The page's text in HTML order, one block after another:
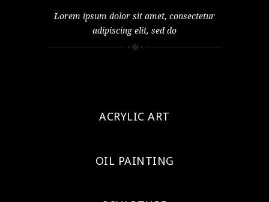
Lorem ipsum dolor sit amet, consectetur
adipiscing elit, sed do
ACRYLIC ART
OIL PAINTING